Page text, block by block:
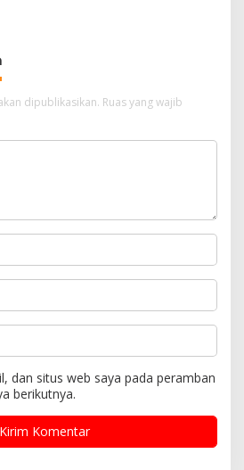
dipublikasikan. Ruas yang wajib
dan situs web saya pada peramban
berikutnya.